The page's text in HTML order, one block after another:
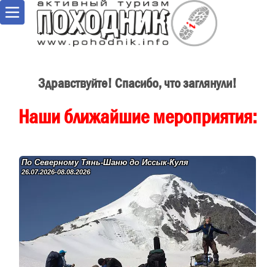
Здравствуйте! Спасибо, что заглянули!
Наши ближайшие мероприятия:
По Северному Тянь-Шаню до Иссык-Куля
26.07.2026-08.08.2026